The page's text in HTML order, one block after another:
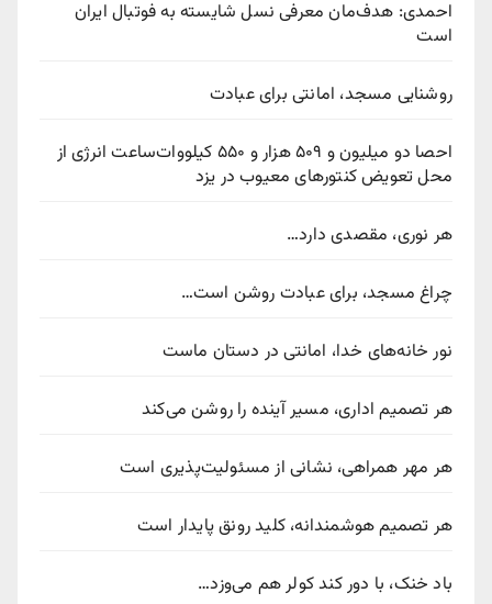
احمدی: هدف‌مان معرفی نسل شایسته به فوتبال ایران
است
روشنایی مسجد، امانتی برای عبادت
احصا دو میلیون و ۵۰۹ هزار و ۵۵۰ کیلووات‌ساعت انرژی از
محل تعویض کنتورهای معیوب در یزد
هر نوری، مقصدی دارد…
چراغ مسجد، برای عبادت روشن است…
نور خانه‌های خدا، امانتی در دستان ماست
هر تصمیم اداری، مسیر آینده را روشن می‌کند
هر مهر همراهی، نشانی از مسئولیت‌پذیری است
هر تصمیم هوشمندانه، کلید رونق پایدار است
باد خنک، با دور کند کولر هم می‌وزد…